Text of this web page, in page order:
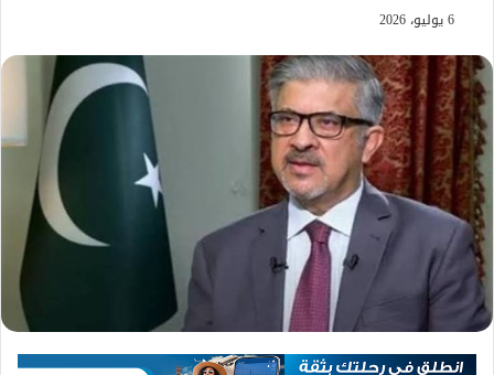
6 يوليو، 2026